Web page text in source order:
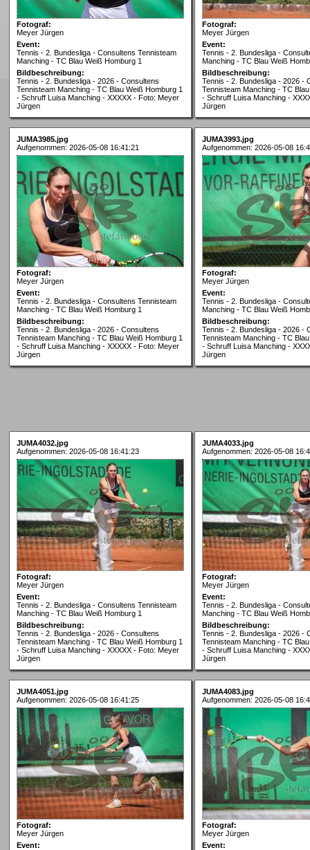
Fotograf:
Meyer Jürgen
Event:
Tennis - 2. Bundesliga - Consultens Tennisteam
Manching - TC Blau Weiß Homburg 1
Bildbeschreibung:
Tennis - 2. Bundesliga - 2026 - Consultens
Tennisteam Manching - TC Blau Weiß Homburg 1
- Schruff Luisa Manching - XXXXX - Foto: Meyer
Jürgen
Fotograf:
Meyer Jürgen
Event:
Tennis - 2. Bundesliga -
Manching - TC Blau Weiß
Bildbeschreibung:
Tennis - 2. Bundesliga - 2026 -
Tennisteam Manching - TC
- Schruff Luisa Manching -
Jürgen
JUMA3985.jpg
Aufgenommen: 2026-05-08 16:41:21
Fotograf:
Meyer Jürgen
Event:
Tennis - 2. Bundesliga - Consultens Tennisteam
Manching - TC Blau Weiß Homburg 1
Bildbeschreibung:
Tennis - 2. Bundesliga - 2026 - Consultens
Tennisteam Manching - TC Blau Weiß Homburg 1
- Schruff Luisa Manching - XXXXX - Foto: Meyer
Jürgen
JUMA3993.jpg
Aufgenommen: 2026-05-08
Fotograf:
Meyer Jürgen
Event:
Tennis - 2. Bundesliga -
Manching - TC Blau Weiß
Bildbeschreibung:
Tennis - 2. Bundesliga - 2026 -
Tennisteam Manching - TC
- Schruff Luisa Manching -
Jürgen
JUMA4032.jpg
Aufgenommen: 2026-05-08 16:41:23
Fotograf:
Meyer Jürgen
Event:
Tennis - 2. Bundesliga - Consultens Tennisteam
Manching - TC Blau Weiß Homburg 1
Bildbeschreibung:
Tennis - 2. Bundesliga - 2026 - Consultens
Tennisteam Manching - TC Blau Weiß Homburg 1
- Schruff Luisa Manching - XXXXX - Foto: Meyer
Jürgen
JUMA4033.jpg
Aufgenommen: 2026-05-08
Fotograf:
Meyer Jürgen
Event:
Tennis - 2. Bundesliga -
Manching - TC Blau Weiß
Bildbeschreibung:
Tennis - 2. Bundesliga - 2026 -
Tennisteam Manching - TC
- Schruff Luisa Manching -
Jürgen
JUMA4051.jpg
Aufgenommen: 2026-05-08 16:41:25
Fotograf:
Meyer Jürgen
Event:
JUMA4083.jpg
Aufgenommen: 2026-05-08
Fotograf:
Meyer Jürgen
Event: